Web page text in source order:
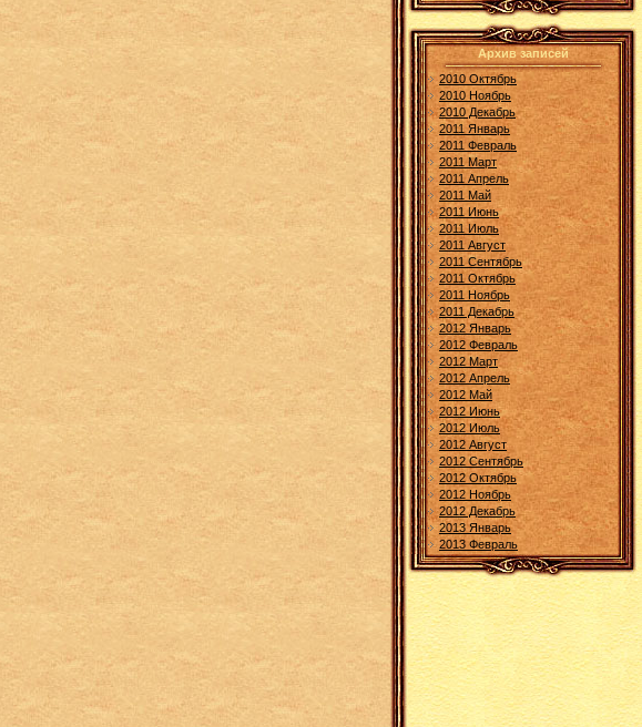
Архив записей
2010 Октябрь
2010 Ноябрь
2010 Декабрь
2011 Январь
2011 Февраль
2011 Март
2011 Апрель
2011 Май
2011 Июнь
2011 Июль
2011 Август
2011 Сентябрь
2011 Октябрь
2011 Ноябрь
2011 Декабрь
2012 Январь
2012 Февраль
2012 Март
2012 Апрель
2012 Май
2012 Июнь
2012 Июль
2012 Август
2012 Сентябрь
2012 Октябрь
2012 Ноябрь
2012 Декабрь
2013 Январь
2013 Февраль